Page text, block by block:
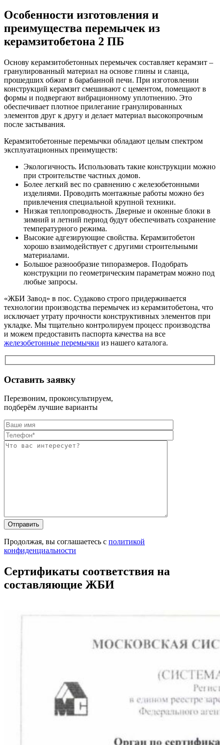
Особенности изготовления и
преимущества перемычек из
керамзитобетона 2 ПБ
Основу керамзитобетонных перемычек составляет керамзит –
гранулированный материал на основе глины и сланца,
прошедших обжиг в барабанной печи. При изготовлении
конструкций керамзит смешивают с цементом, помещают в
формы и подвергают вибрационному уплотнению. Это
обеспечивает плотное прилегание гранулированных
элементов друг к другу и делает материал высокопрочным
после застывания.
Керамзитобетонные перемычки обладают целым спектром
эксплуатационных преимуществ:
Экологичность. Использовать такие конструкции можно
при строительстве частных домов.
Более легкий вес по сравнению с железобетонными
изделиями. Проводить монтажные работы можно без
привлечения специальной крупной техники.
Низкая теплопроводность. Дверные и оконные блоки в
зимний и летний период будут обеспечивать сохранение
температурного режима.
Высокие адгезирующие свойства. Керамзитобетон
хорошо взаимодействует с другими строительными
материалами.
Большое разнообразие типоразмеров. Подобрать
конструкции по геометрическим параметрам можно под
любые запросы.
«ЖБИ Завод» в пос. Судаково строго придерживается
технологии производства перемычек из керамзитобетона, что
исключает утрату прочности конструктивных элементов при
укладке. Мы тщательно контролируем процесс производства
и можем предоставить паспорта качества на все
железобетонные перемычки из нашего каталога.
Оставить заявку
Перезвоним, проконсультируем,
подберём лучшие варианты
Продолжая, вы соглашаетесь с политикой
конфиденциальности
Сертификаты соответствия на
составляющие ЖБИ